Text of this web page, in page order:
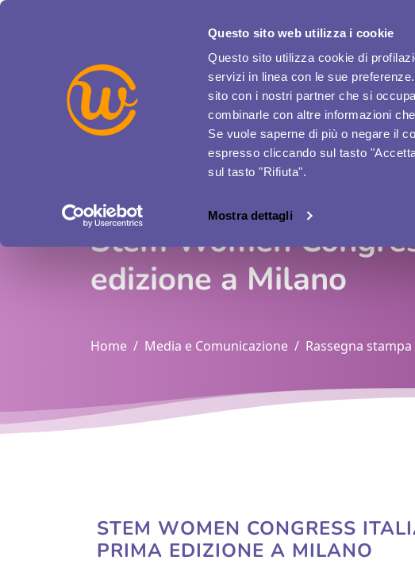
Questo sito web utilizza i cookie
Questo sito utilizza cookie di
servizi in linea con le sue
sito con i nostri partner che si
combinarle con altre informazioni
Se vuole saperne di più o negare il
espresso cliccando sul tasto
sul tasto "Rifiuta".
Mostra dettagli
ACCESSO AZIENDE
Home
Stem Women
edizione a Milano
Home Media e Comunicazione Rassegna stampa
STEM WOMEN CONGRESS
PRIMA EDIZIONE A MILANO